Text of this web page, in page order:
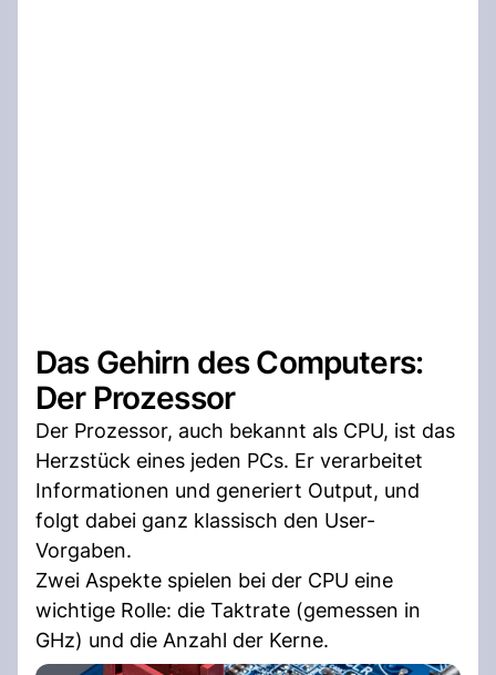
Das Gehirn des Computers:
Der Prozessor
Der Prozessor, auch bekannt als CPU, ist das
Herzstück eines jeden PCs. Er verarbeitet
Informationen und generiert Output, und
folgt dabei ganz klassisch den User-
Vorgaben.
Zwei Aspekte spielen bei der CPU eine
wichtige Rolle: die Taktrate (gemessen in
GHz) und die Anzahl der Kerne.